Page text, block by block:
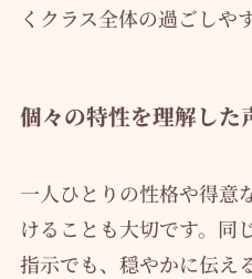
くクラス全体の過ごしや
個々の特性を理解した
一人ひとりの性格や得意
けることも大切です。同
指示でも、穏やかに伝え